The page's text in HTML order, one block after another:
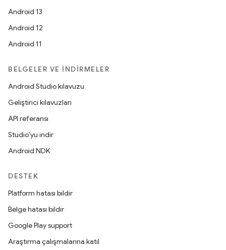
Android 13
Android 12
Android 11
BELGELER VE İNDIRMELER
Android Studio kılavuzu
Geliştirici kılavuzları
API referansı
Studio'yu indir
Android NDK
DESTEK
Platform hatası bildir
Belge hatası bildir
Google Play support
Araştırma çalışmalarına katıl